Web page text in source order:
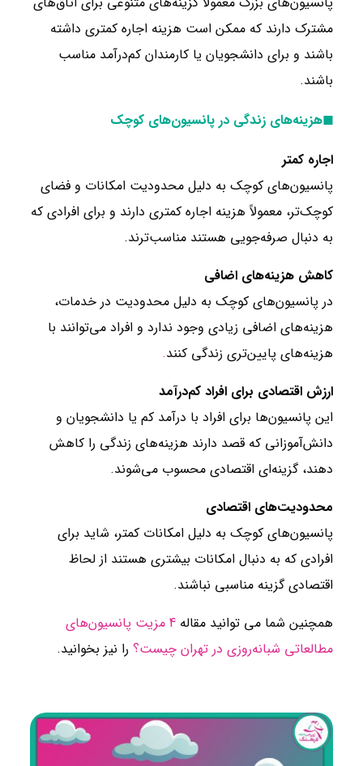
مشترک دارند که ممکن است هزینه اجاره کمتری داشته
باشند و برای دانشجویان یا کارمندان کم‌درآمد مناسب
باشند.
◼هزینه‌های زندگی در پانسیون‌های کوچک
اجاره کمتر
پانسیون‌های کوچک به دلیل محدودیت امکانات و فضای
کوچک‌تر، معمولاً هزینه اجاره کمتری دارند و برای افرادی که
به دنبال صرفه‌جویی هستند مناسب‌ترند.
کاهش هزینه‌های اضافی
در پانسیون‌های کوچک به دلیل محدودیت در خدمات،
هزینه‌های اضافی زیادی وجود ندارد و افراد می‌توانند با
هزینه‌های پایین‌تری زندگی کنند.
ارزش اقتصادی برای افراد کم‌درآمد
این پانسیون‌ها برای افراد با درآمد کم یا دانشجویان و
دانش‌آموزانی که قصد دارند هزینه‌های زندگی را کاهش
دهند، گزینه‌ای اقتصادی محسوب می‌شوند.
محدودیت‌های اقتصادی
پانسیون‌های کوچک به دلیل امکانات کمتر، شاید برای
افرادی که به دنبال امکانات بیشتری هستند از لحاظ
اقتصادی گزینه مناسبی نباشند.
همچنین شما می توانید مقاله 4 مزیت پانسیون‌های
مطالعاتی شبانه‌روزی در تهران چیست؟را نیز بخوانید.